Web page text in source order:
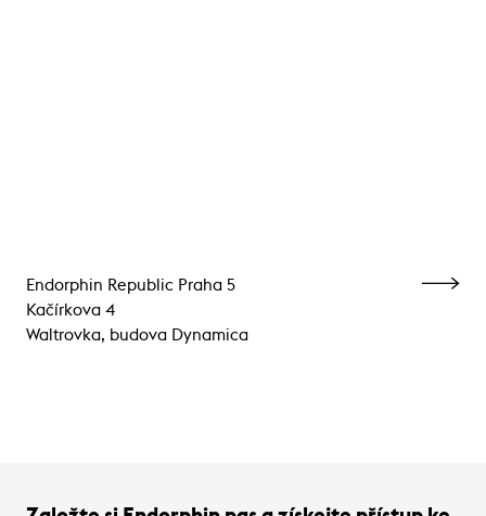
Endorphin Republic Praha 5
Kačírkova 4
Waltrovka, budova Dynamica